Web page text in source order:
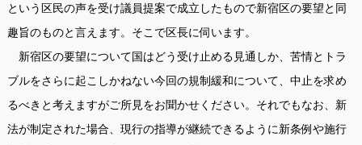
という区民の声を受け議員提案で成立したもので新宿区の要望と同
趣旨のものと言えます。そこで区長に伺います。
新宿区の要望について国はどう受け止める見通しか、苦情とトラ
ブルをさらに起こしかねない今回の規制緩和について、中止を求め
るべきと考えますがご所見をお聞かせください。それでもなお、新
法が制定された場合、現行の指導が継続できるように新条例や施行